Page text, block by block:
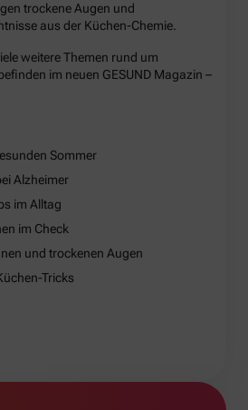
trockene Augen und
aus der Küchen-Chemie.
weitere Themen rund um
im neuen GESUND Magazin –
Sommer
Alzheimer
im Alltag
im Check
und trockenen Augen
Tricks